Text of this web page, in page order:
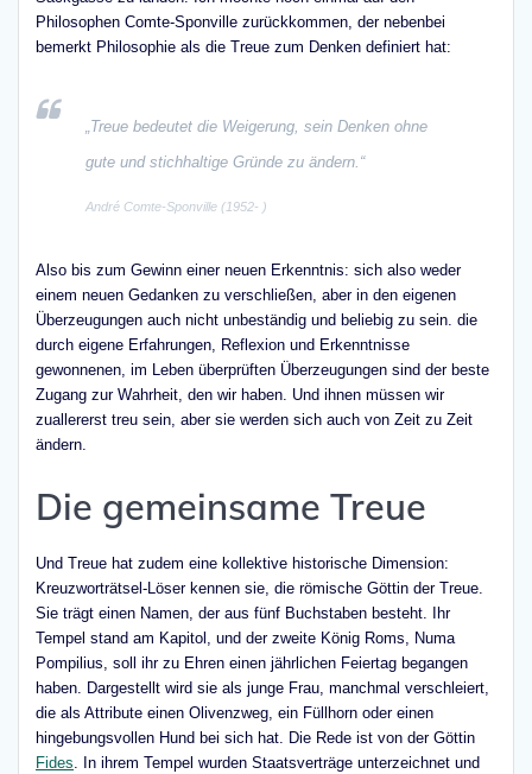
Philosophen Comte-Sponville zurückkommen, der nebenbei
bemerkt Philosophie als die Treue zum Denken definiert hat:
„Treue bedeutet die Weigerung, sein Denken ohne
gute und stichhaltige Gründe zu ändern.“
André Comte-Sponville (1952- )
Also bis zum Gewinn einer neuen Erkenntnis: sich also weder
einem neuen Gedanken zu verschließen, aber in den eigenen
Überzeugungen auch nicht unbeständig und beliebig zu sein. die
durch eigene Erfahrungen, Reflexion und Erkenntnisse
gewonnenen, im Leben überprüften Überzeugungen sind der beste
Zugang zur Wahrheit, den wir haben. Und ihnen müssen wir
zuallererst treu sein, aber sie werden sich auch von Zeit zu Zeit
ändern.
Die gemeinsame Treue
Und Treue hat zudem eine kollektive historische Dimension:
Kreuzworträtsel-Löser kennen sie, die römische Göttin der Treue.
Sie trägt einen Namen, der aus fünf Buchstaben besteht. Ihr
Tempel stand am Kapitol, und der zweite König Roms, Numa
Pompilius, soll ihr zu Ehren einen jährlichen Feiertag begangen
haben. Dargestellt wird sie als junge Frau, manchmal verschleiert,
die als Attribute einen Olivenzweg, ein Füllhorn oder einen
hingebungsvollen Hund bei sich hat. Die Rede ist von der Göttin
Fides. In ihrem Tempel wurden Staatsverträge unterzeichnet und